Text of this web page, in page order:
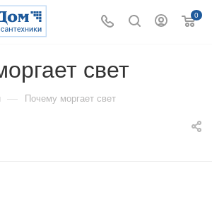
0
свет
— Почему моргает свет